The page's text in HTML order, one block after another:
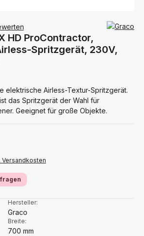
von 0 von 5 Sternen
HD ProContractor,
Spritzgerät, 230V,
elektrische Airless-Textur-Spritzgerät.
das Spritzgerät der Wahl für
Geeignet für große Objekte.
Versandkosten
Hersteller:
Graco
Breite:
700 mm